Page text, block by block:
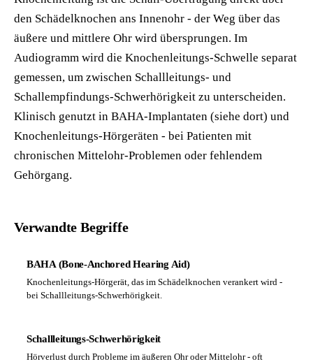
den Schädelknochen ans Innenohr - der Weg über das
äußere und mittlere Ohr wird übersprungen. Im
Audiogramm wird die Knochenleitungs-Schwelle separat
gemessen, um zwischen Schallleitungs- und
Schallempfindungs-Schwerhörigkeit zu unterscheiden.
Klinisch genutzt in BAHA-Implantaten (siehe dort) und
Knochenleitungs-Hörgeräten - bei Patienten mit
chronischen Mittelohr-Problemen oder fehlendem
Gehörgang.
Verwandte Begriffe
BAHA (Bone-Anchored Hearing Aid)
Knochenleitungs-Hörgerät, das im Schädelknochen verankert wird -
bei Schallleitungs-Schwerhörigkeit.
Schallleitungs-Schwerhörigkeit
Hörverlust durch Probleme im äußeren Ohr oder Mittelohr - oft